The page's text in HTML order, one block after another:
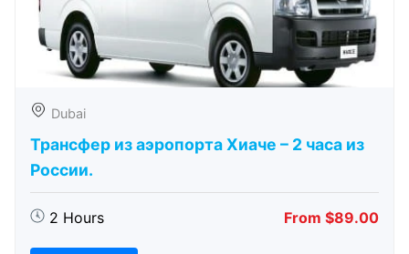
Dubai
Трансфер из аэропорта Хиаче – 2 часа из
России.
2 Hours From $89.00